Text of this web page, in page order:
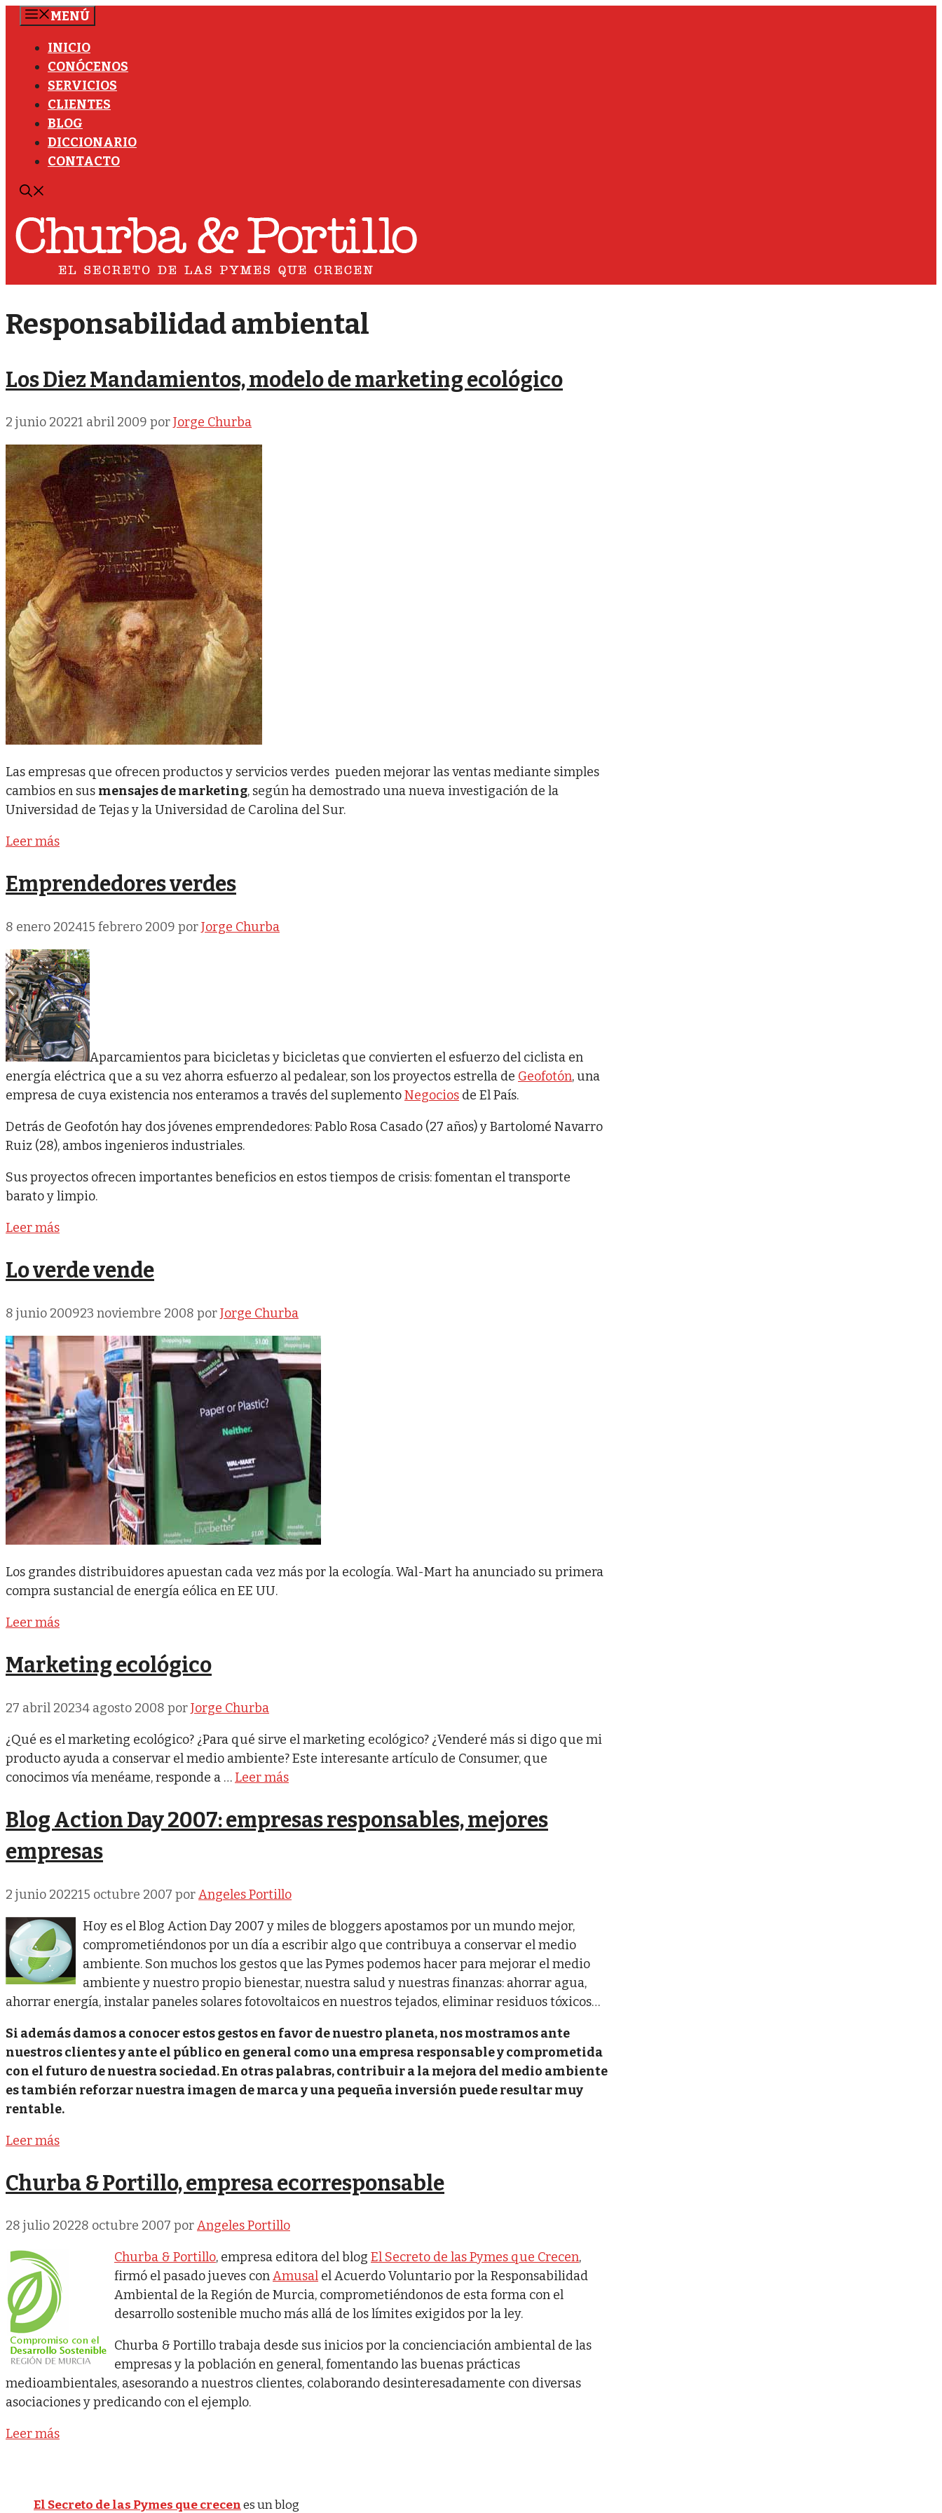
Saltar
contenido
MENÚ
INICIO
CONÓCENOS
SERVICIOS
CLIENTES
BLOG
DICCIONARIO
CONTACTO
Responsabilidad ambiental
Los Diez Mandamientos, modelo de marketing ecológico
2 junio 20221 abril 2009 porJorge Churba
Las empresas que ofrecen productos y servicios verdes pueden mejorar las ventas mediante simples
cambios en sus mensajes de marketing, según ha demostrado una nueva investigación de la
Universidad de Tejas y la Universidad de Carolina del Sur.
Leer más
Emprendedores verdes
8 enero 202415 febrero 2009 porJorge Churba
Aparcamientos para bicicletas y bicicletas que convierten el esfuerzo del ciclista en
energía eléctrica que a su vez ahorra esfuerzo al pedalear, son los proyectos estrella de Geofotón, una
empresa de cuya existencia nos enteramos a través del suplementoNegocios de El País.
Detrás de Geofotón hay dos jóvenes emprendedores: Pablo Rosa Casado (27 años) y Bartolomé Navarro
Ruiz (28), ambos ingenieros industriales.
Sus proyectos ofrecen importantes beneficios en estos tiempos de crisis: fomentan el transporte
barato y limpio.
Leer más
Lo verde vende
8 junio 200923 noviembre 2008 porJorge Churba
Los grandes distribuidores apuestan cada vez más por la ecología. Wal-Mart ha anunciado su primera
compra sustancial de energía eólica en EE UU.
Leer más
Marketing ecológico
27 abril 20234 agosto 2008 porJorge Churba
¿Qué es el marketing ecológico? ¿Para qué sirve el marketing ecológico? ¿Venderé más si digo que mi
producto ayuda a conservar el medio ambiente? Este interesante artículo de Consumer, que
conocimos vía menéame, responde a … Leer más
Blog Action Day 2007: empresas responsables, mejores
empresas
2 junio 202215 octubre 2007 porAngeles Portillo
Hoy es el Blog Action Day 2007 y miles de bloggers apostamos por un mundo mejor,
comprometiéndonos por un día a escribir algo que contribuya a conservar el medio
ambiente. Son muchos los gestos que las Pymes podemos hacer para mejorar el medio
ambiente y nuestro propio bienestar, nuestra salud y nuestras finanzas: ahorrar agua,
ahorrar energía, instalar paneles solares fotovoltaicos en nuestros tejados, eliminar residuos tóxicos…
Si además damos a conocer estos gestos en favor de nuestro planeta, nos mostramos ante
nuestros clientes y ante el público en general como una empresa responsable y comprometida
con el futuro de nuestra sociedad. En otras palabras, contribuir a la mejora del medio ambiente
es también reforzar nuestra imagen de marca y una pequeña inversión puede resultar muy
rentable.
Leer más
Churba & Portillo, empresa ecorresponsable
28 julio 20228 octubre 2007 porAngeles Portillo
Churba & Portillo, empresa editora del blog El Secreto de las Pymes que Crecen,
firmó el pasado jueves conAmusal el Acuerdo Voluntario por la Responsabilidad
Ambiental de la Región de Murcia, comprometiéndonos de esta forma con el
desarrollo sostenible mucho más allá de los límites exigidos por la ley.
Churba & Portillo trabaja desde sus inicios por la concienciación ambiental de las
empresas y la población en general, fomentando las buenas prácticas
medioambientales, asesorando a nuestros clientes, colaborando desinteresadamente con diversas
asociaciones y predicando con el ejemplo.
Leer más
El Secreto de las Pymes que crecenes un blog